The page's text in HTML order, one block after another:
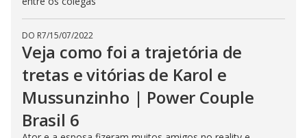
DO R7/15/07/2022
Veja como foi a trajetória de
tretas e vitórias de Karol e
Mussunzinho | Power Couple
Brasil 6